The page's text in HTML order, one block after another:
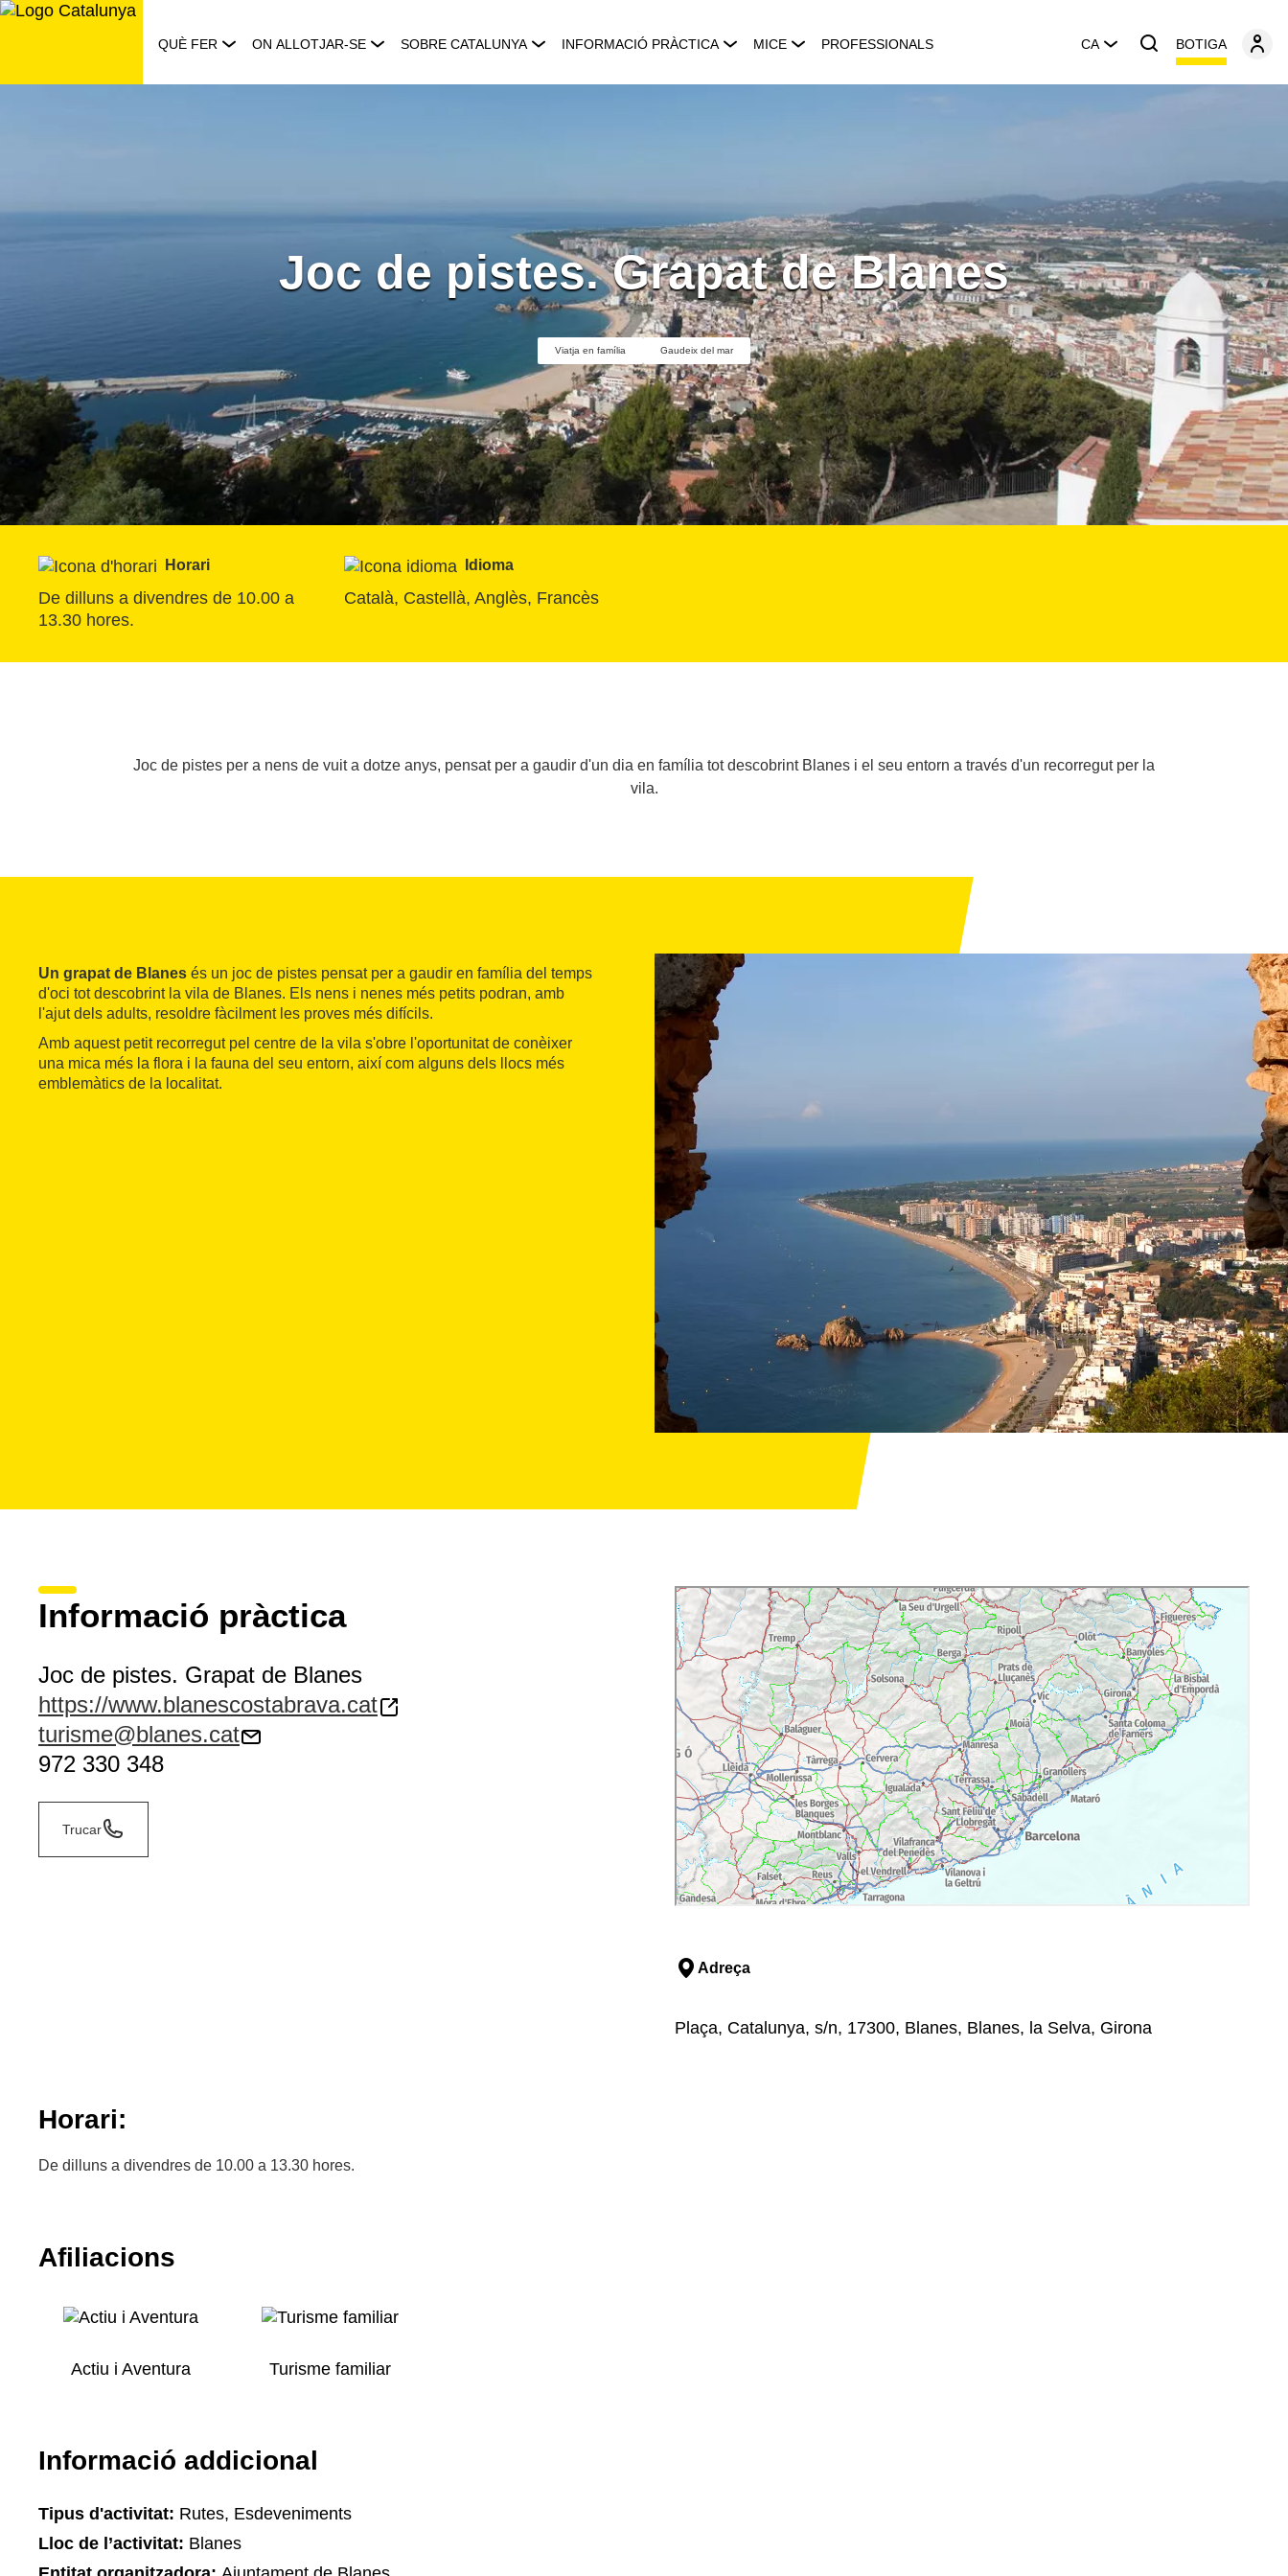
Saltar
QUÈ FER ON ALLOTJAR-SE SOBRE CATALUNYA INFORMACIÓ PRÀCTICA MICE PROFESSIONALS CA BOTIGA
Joc de pistes. Grapat de Blanes
Viatja en família Gaudeix del mar
Horari
De dilluns a divendres de 10.00 a
13.30 hores.
Idioma
Català, Castellà, Anglès, Francès
Joc de pistes per a nens de vuit a dotze anys, pensat per a gaudir d'un dia en família tot descobrint Blanes i el seu entorn a través d'un recorregut per la
vila.
Un grapat de Blanes és un joc de pistes pensat per a gaudir en família del temps
d'oci tot descobrint la vila de Blanes. Els nens i nenes més petits podran, amb
l'ajut dels adults, resoldre fàcilment les proves més difícils.
Amb aquest petit recorregut pel centre de la vila s'obre l'oportunitat de conèixer
una mica més la flora i la fauna del seu entorn, així com alguns dels llocs més
emblemàtics de la localitat.
Informació pràctica
Joc de pistes. Grapat de Blanes
https://www.blanescostabrava.cat
turisme@blanes.cat
972 330 348
Trucar
Adreça
Plaça, Catalunya, s/n, 17300, Blanes, Blanes, la Selva, Girona
Horari:
De dilluns a divendres de 10.00 a 13.30 hores.
Afiliacions
Actiu i Aventura Turisme familiar
Informació addicional
Tipus d'activitat: Rutes, Esdeveniments
Lloc de l’activitat: Blanes